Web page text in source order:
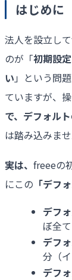
はじめに
法人を設立し
のが「初期設
い 」という問
ていますが、
で、デフォル
は踏み込みませ
実は、 freeeの
にこの 「デフ
デフ
ぼ全
デフ
分（
デフ